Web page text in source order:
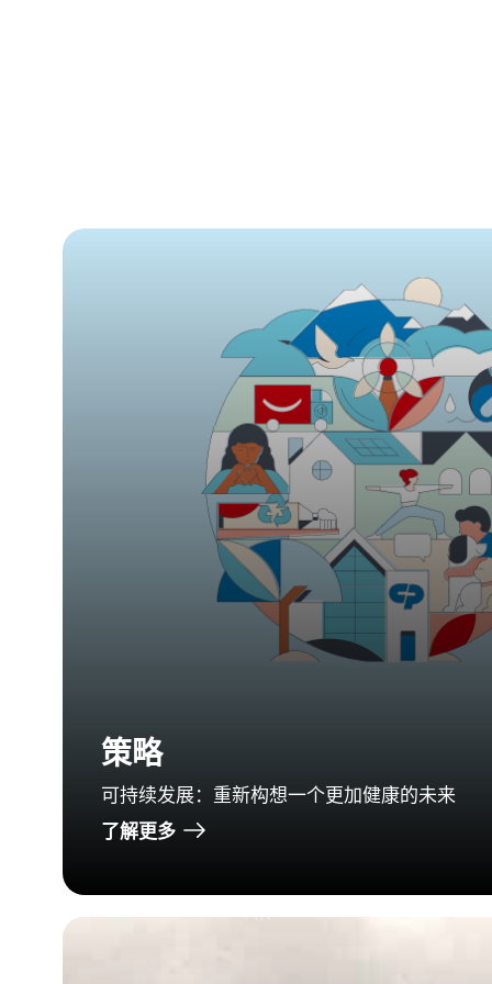
策略
可持续发展：重新构想一个更加健康的未来
了解更多